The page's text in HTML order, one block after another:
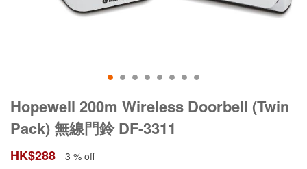
Hopewell 200m Wireless Doorbell (Twin
Pack) 無線門鈴 DF-3311
HK$288
3 % off